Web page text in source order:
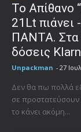
Το Απίθανο
21Lt πιάνει
ΠΑΝΤΑ. Στα
δόσεις
Unpackman - 27
Δεν θα πω πολλά
σε προστατεύσουν
το κάνει ακόμη...